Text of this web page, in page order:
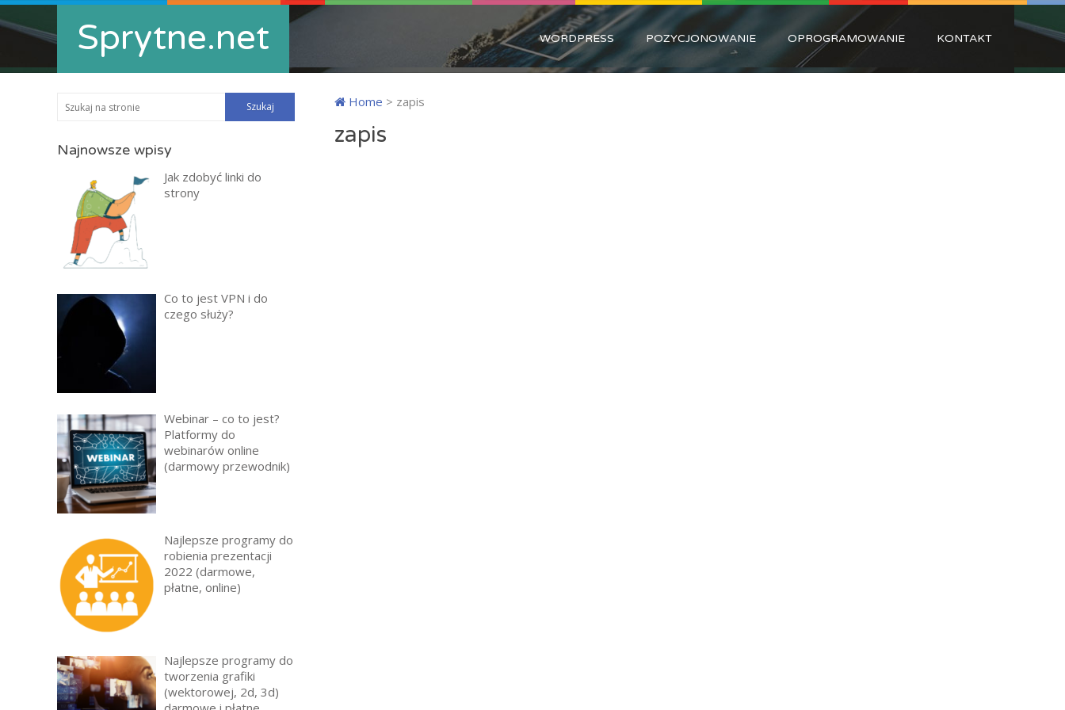
Sprytne.net WORDPRESS POZYCJONOWANIE OPROGRAMOWANIE KONTAKT
Home > zapis
zapis
Najnowsze wpisy
Jak zdobyć linki do
strony
Co to jest VPN i do
czego służy?
Webinar – co to jest?
Platformy do
webinarów online
(darmowy przewodnik)
Najlepsze programy do
robienia prezentacji
2022 (darmowe,
płatne, online)
Najlepsze programy do
tworzenia grafiki
(wektorowej, 2d, 3d)